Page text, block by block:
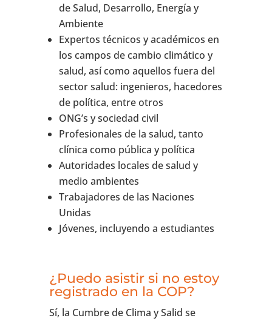
de Salud, Desarrollo, Energía y
Ambiente
Expertos técnicos y académicos en
los campos de cambio climático y
salud, así como aquellos fuera del
sector salud: ingenieros, hacedores
de política, entre otros
ONG’s y sociedad civil
Profesionales de la salud, tanto
clínica como pública y política
Autoridades locales de salud y
medio ambientes
Trabajadores de las Naciones
Unidas
Jóvenes, incluyendo a estudiantes
¿Puedo asistir si no estoy
registrado en la COP?
Sí, la Cumbre de Clima y Salid se